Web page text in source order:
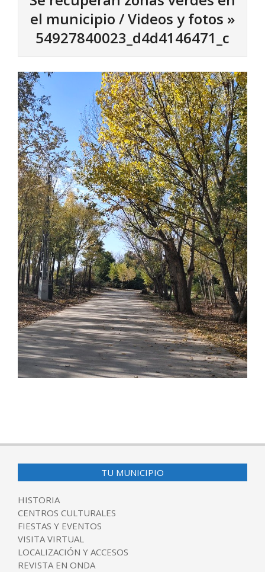
el municipio / Videos y fotos »
54927840023_d4d4146471_c
12-
TU MUNICIPIO
HISTORIA
CENTROS CULTURALES
FIESTAS Y EVENTOS
VISITA VIRTUAL
LOCALIZACIÓN Y ACCESOS
REVISTA EN ONDA